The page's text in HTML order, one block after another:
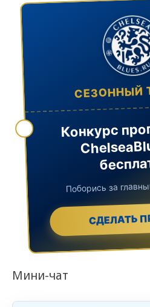
СЕЗОННЫЙ
Конкурс
Поборись за
СДЕЛАТЬ
Мини-чат